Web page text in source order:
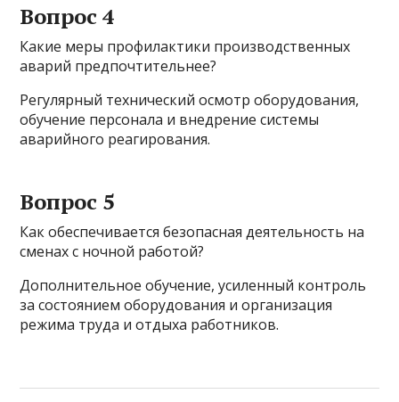
Вопрос 4
Какие меры профилактики производственных
аварий предпочтительнее?
Регулярный технический осмотр оборудования,
обучение персонала и внедрение системы
аварийного реагирования.
Вопрос 5
Как обеспечивается безопасная деятельность на
сменах с ночной работой?
Дополнительное обучение, усиленный контроль
за состоянием оборудования и организация
режима труда и отдыха работников.